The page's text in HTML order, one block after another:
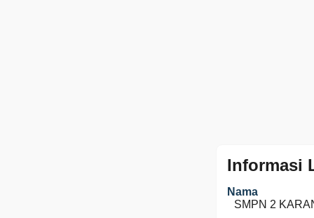
Informasi
Nama
SMPN 2